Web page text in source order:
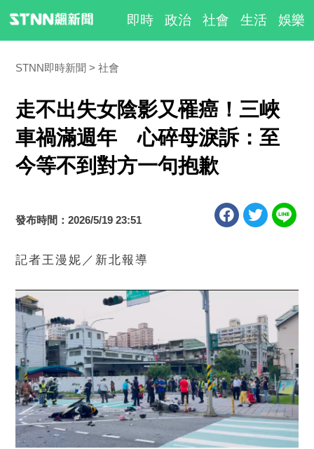
即時 政治 社會 生活 娛樂
STNN即時新聞 社會
走不出失女陰影又罹癌！三峽
車禍滿週年 心碎母淚訴：至
今等不到對方一句抱歉
發布時間：2026/5/19 23:51
記者王漫妮／新北報導